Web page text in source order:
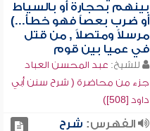
بينهم بحجارة أو بالسياط
أو ضرب بعصاً فهو خطأ...)
مرسلاً ومتصلاً , من قتل
في عميا بين قوم
للشيخ: عبد المحسن العباد
جزء من محاضرة ( شرح سنن أبي
داود [508])
الفهرس: شرح